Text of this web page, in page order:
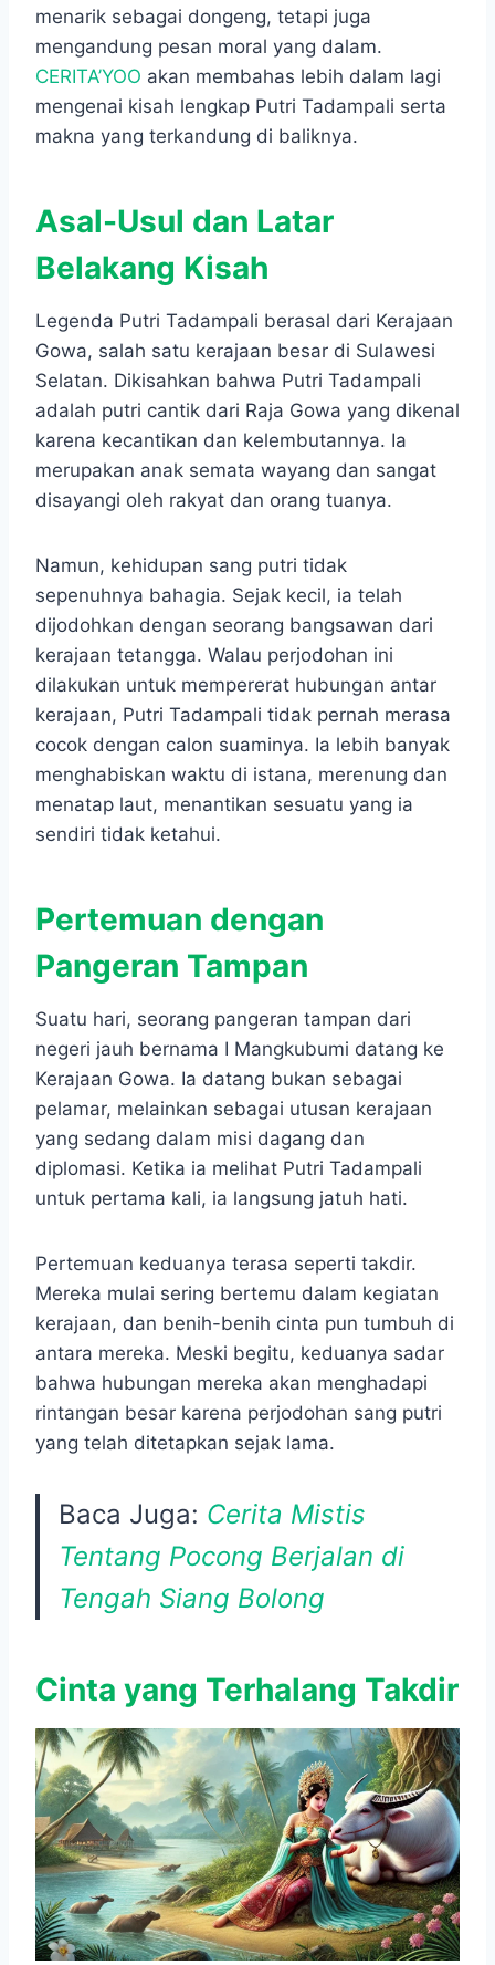
menarik sebagai dongeng, tetapi juga
mengandung pesan moral yang dalam.
CERITA’YOO akan membahas lebih dalam lagi
mengenai kisah lengkap Putri Tadampali serta
makna yang terkandung di baliknya.
Asal-Usul dan Latar
Belakang Kisah
Legenda Putri Tadampali berasal dari Kerajaan
Gowa, salah satu kerajaan besar di Sulawesi
Selatan. Dikisahkan bahwa Putri Tadampali
adalah putri cantik dari Raja Gowa yang dikenal
karena kecantikan dan kelembutannya. Ia
merupakan anak semata wayang dan sangat
disayangi oleh rakyat dan orang tuanya.
Namun, kehidupan sang putri tidak
sepenuhnya bahagia. Sejak kecil, ia telah
dijodohkan dengan seorang bangsawan dari
kerajaan tetangga. Walau perjodohan ini
dilakukan untuk mempererat hubungan antar
kerajaan, Putri Tadampali tidak pernah merasa
cocok dengan calon suaminya. Ia lebih banyak
menghabiskan waktu di istana, merenung dan
menatap laut, menantikan sesuatu yang ia
sendiri tidak ketahui.
Pertemuan dengan
Pangeran Tampan
Suatu hari, seorang pangeran tampan dari
negeri jauh bernama I Mangkubumi datang ke
Kerajaan Gowa. Ia datang bukan sebagai
pelamar, melainkan sebagai utusan kerajaan
yang sedang dalam misi dagang dan
diplomasi. Ketika ia melihat Putri Tadampali
untuk pertama kali, ia langsung jatuh hati.
Pertemuan keduanya terasa seperti takdir.
Mereka mulai sering bertemu dalam kegiatan
kerajaan, dan benih-benih cinta pun tumbuh di
antara mereka. Meski begitu, keduanya sadar
bahwa hubungan mereka akan menghadapi
rintangan besar karena perjodohan sang putri
yang telah ditetapkan sejak lama.
Baca Juga: Cerita Mistis
Tentang Pocong Berjalan di
Tengah Siang Bolong
Cinta yang Terhalang Takdir